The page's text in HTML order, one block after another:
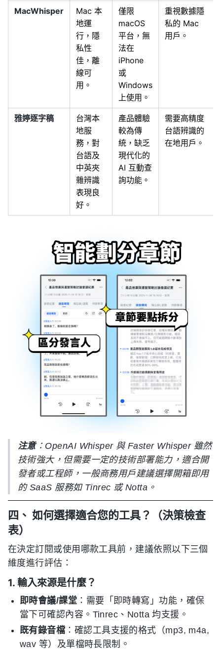
MacWhisper
Mac 本
地運
行，隱
私性
佳，離
線可
用。
僅限
macOS
平台，無
法在
iPhone
或
Windows
上使用。
重視數據隱
私的 Mac
用戶。
雅婷逐字稿
台灣本
地服
務，對
台語及
中英夾
雜辨識
表現良
好。
產品體驗
較為傳
統，缺乏
現代化的
AI 互動查
詢功能。
需要高精度
台語辨識的
在地用戶。
注意：OpenAI Whisper 與 Faster Whisper 雖然
技術強大，但需要一定的技術部署能力，適合開
發者或工程師，一般商務用戶建議選擇開箱即用
的 SaaS 服務如 Tinrec 或 Notta。
四、 如何選擇適合您的工具？（決策檢查
表）
在決定訂閱或使用哪款工具前，建議依照以下三個
維度進行評估：
1. 輸入來源是什麼？
即時會議/課堂 ：需要「即時轉寫」功能，確保
當下可確認內容。Tinrec、Notta 均支援。
既有錄音檔 ：確認工具支援的格式（mp3, m4a,
wav 等）及單檔時長限制。